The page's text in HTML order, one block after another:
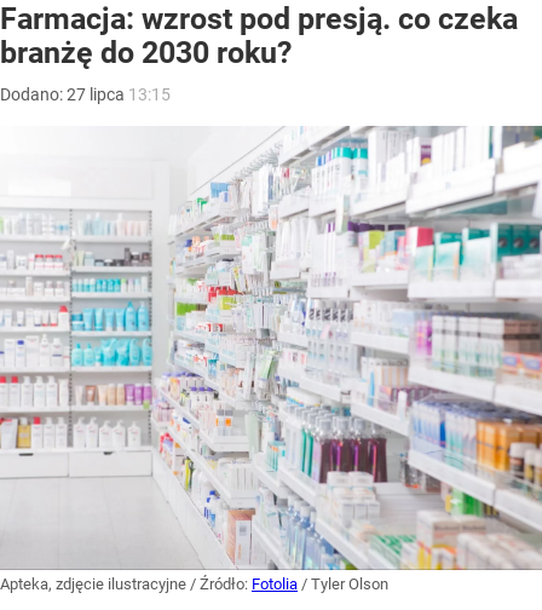
Farmacja: wzrost pod presją. co czeka
branżę do 2030 roku?
Dodano:27 lipca 13:15
Apteka, zdjęcie ilustracyjne / Źródło: Fotolia / Tyler Olson